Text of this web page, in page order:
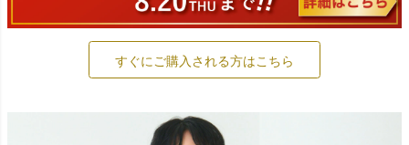
すぐにご購入される方はこちら